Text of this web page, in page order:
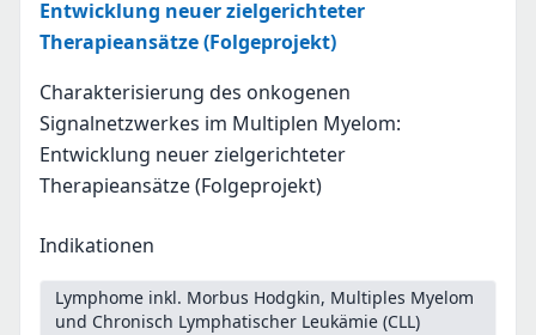
Entwicklung neuer zielgerichteter
Therapieansätze (Folgeprojekt)
Charakterisierung des onkogenen
Signalnetzwerkes im Multiplen Myelom:
Entwicklung neuer zielgerichteter
Therapieansätze (Folgeprojekt)
Indikationen
Lymphome inkl. Morbus Hodgkin, Multiples Myelom
und Chronisch Lymphatischer Leukämie (CLL)